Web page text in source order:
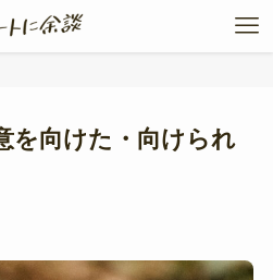
を向けた・向けられ